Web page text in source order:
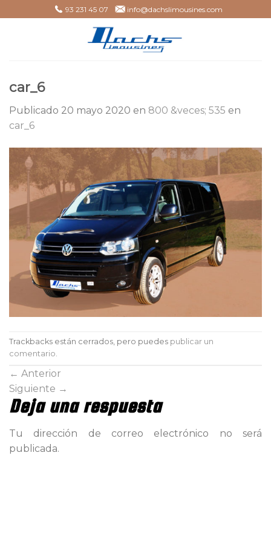
93 231 45 07 info@dachslimousines.com
car_6
Publicado 20 mayo 2020 en 800 &veces; 535 en
car_6
Trackbacks están cerrados, pero puedes publicar un
comentario.
← Anterior
Siguiente →
Deja una respuesta
Tu dirección de correo electrónico no será
publicada.